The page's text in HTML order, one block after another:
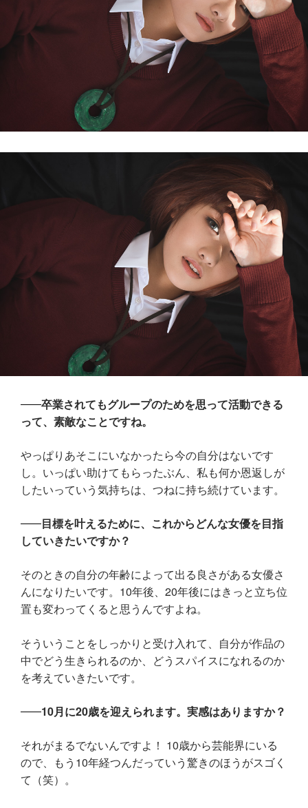
卒業されてもグループのためを思って活動できる
って、素敵なことですね。
やっぱりあそこにいなかったら今の自分はないです
し。いっぱい助けてもらったぶん、私も何か恩返しが
したいっていう気持ちは、つねに持ち続けています。
目標を叶えるために、これからどんな女優を目指
していきたいですか？
そのときの自分の年齢によって出る良さがある女優さ
んになりたいです。10年後、20年後にはきっと立ち位
置も変わってくると思うんですよね。
そういうことをしっかりと受け入れて、自分が作品の
中でどう生きられるのか、どうスパイスになれるのか
を考えていきたいです。
10月に20歳を迎えられます。実感はありますか？
それがまるでないんですよ！ 10歳から芸能界にいる
ので、もう10年経つんだっていう驚きのほうがスゴく
て（笑）。